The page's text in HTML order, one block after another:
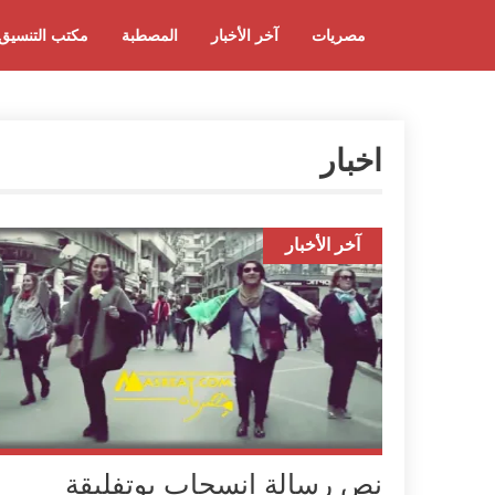
مكتب المصطبة آخر الأخبار مصريات
اخبار
آخر الأخبار
نص رسالة انسحاب بوتفليقة